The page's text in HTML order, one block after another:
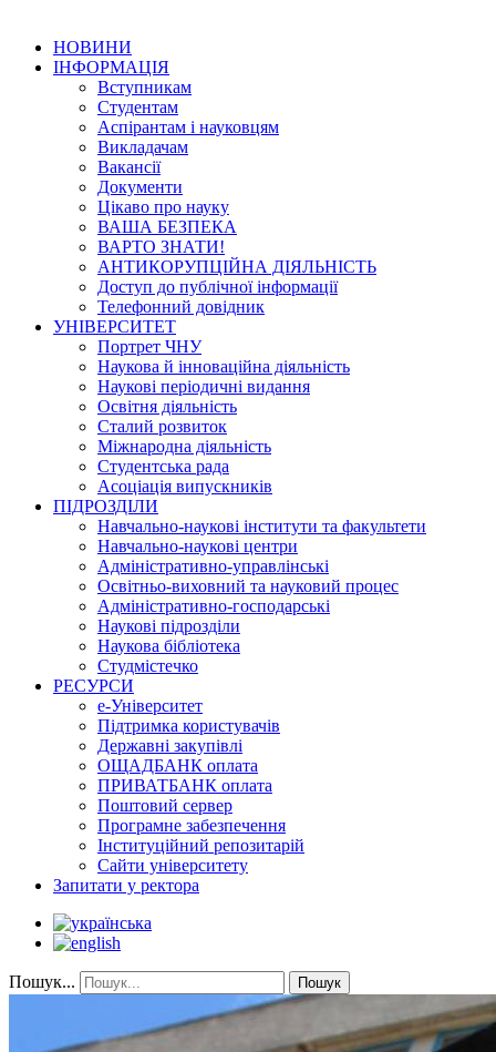
НОВИНИ
ІНФОРМАЦІЯ
Вступникам
Студентам
Аспірантам і науковцям
Викладачам
Вакансії
Документи
Цікаво про науку
ВАША БЕЗПЕКА
ВАРТО ЗНАТИ!
АНТИКОРУПЦІЙНА ДІЯЛЬНІСТЬ
Доступ до публічної інформації
Телефонний довідник
УНІВЕРСИТЕТ
Портрет ЧНУ
Наукова й інноваційна діяльність
Наукові періодичні видання
Освітня діяльність
Сталий розвиток
Міжнародна діяльність
Студентська рада
Асоціація випускників
ПІДРОЗДІЛИ
Навчально-наукові інститути та факультети
Навчально-наукові центри
Адміністративно-управлінські
Освітньо-виховний та науковий процес
Адміністративно-господарські
Наукові підрозділи
Наукова бібліотека
Студмістечко
РЕСУРСИ
е-Університет
Підтримка користувачів
Державні закупівлі
ОЩАДБАНК оплата
ПРИВАТБАНК оплата
Поштовий сервер
Програмне забезпечення
Інституційний репозитарій
Сайти університету
Запитати у ректора
Пошук... Пошук